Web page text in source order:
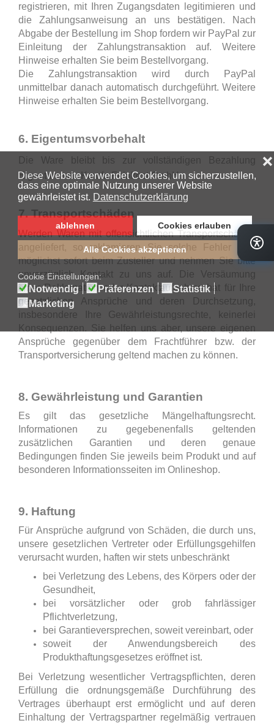
registrieren, mit Ihren Zugangsdaten legitimieren und
die Zahlungsanweisung an uns bestätigen. Nach
Abgabe der Bestellung im Shop fordern wir PayPal zur
Einleitung der Zahlungstransaktion auf. Weitere
Hinweise erhalten Sie beim Bestellvorgang.
Die Zahlungstransaktion wird durch PayPal
unmittelbar danach automatisch durchgeführt. Weitere
Hinweise erhalten Sie beim Bestellvorgang.
6. Eigentumsvorbehalt
Die Ware bleibt bis zur vollständigen Bezahlung
Eigentum von Kamfa Feinkost GmbH
7. Transportschäden
Werden Waren mit offensichtlichen Transportschäden
angeliefert, so reklamieren Sie solche Fehler bitte
möglichst sofort beim Zusteller und nehmen Sie bitte
unverzüglich Kontakt zu uns auf. Die Versäumung
einer Reklamation oder Kontaktaufnahme hat für Ihre
gesetzlichen Ansprüche und deren Durchsetzung,
insbesondere Ihre Gewährleistungsrechte, keinerlei
Konsequenzen. Sie helfen uns aber, unsere eigenen
Ansprüche gegenüber dem Frachtführer bzw. der
Transportversicherung geltend machen zu können.
8. Gewährleistung und Garantien
Es gilt das gesetzliche Mängelhaftungsrecht.
Informationen zu gegebenenfalls geltenden
zusätzlichen Garantien und deren genaue
Bedingungen finden Sie jeweils beim Produkt und auf
besonderen Informationsseiten im Onlineshop.
9. Haftung
Für Ansprüche aufgrund von Schäden, die durch uns,
unsere gesetzlichen Vertreter oder Erfüllungsgehilfen
verursacht wurden, haften wir stets unbeschränkt
bei Verletzung des Lebens, des Körpers oder der
Gesundheit,
bei vorsätzlicher oder grob fahrlässiger
Pflichtverletzung,
bei Garantieversprechen, soweit vereinbart, oder
soweit der Anwendungsbereich des
Produkthaftungsgesetzes eröffnet ist.
Bei Verletzung wesentlicher Vertragspflichten, deren
Erfüllung die ordnungsgemäße Durchführung des
Vertrages überhaupt erst ermöglicht und auf deren
Einhaltung der Vertragspartner regelmäßig vertrauen